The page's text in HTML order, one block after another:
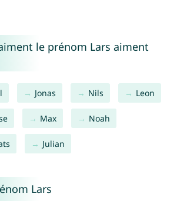
le prénom Lars aiment
Jonas Nils Leon
Max Noah
Julian
Lars